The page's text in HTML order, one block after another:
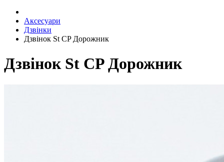
Аксесуари
Дзвінки
Дзвінок St CP Дорожник
Дзвінок St CP Дорожник